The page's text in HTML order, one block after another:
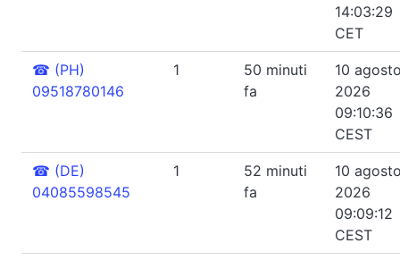
14:03:29
CET
☎ (PH)
09518780146
1
50 minuti
fa
10
2026
09:10:36
CEST
☎ (DE)
04085598545
1
52 minuti
fa
10
2026
09:09:12
CEST